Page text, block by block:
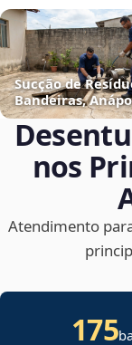
Sucção de
Bandeiras,
nos
Atendimento
175